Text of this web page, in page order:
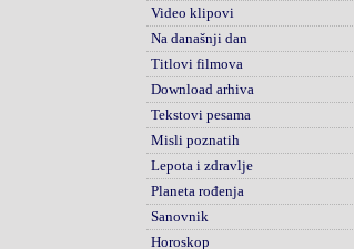
Video klipovi
Na današnji dan
Titlovi filmova
Download arhiva
Tekstovi pesama
Misli poznatih
Lepota i zdravlje
Planeta rođenja
Sanovnik
Horoskop